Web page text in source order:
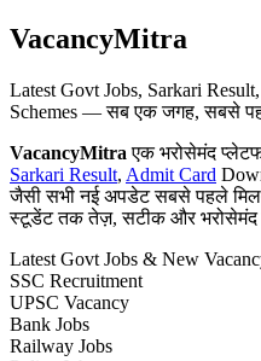
VacancyMitra
Latest Govt Jobs, Sarkari
Schemes — सब एक जगह, सबसे
VacancyMitra एक भरोसेमंद
Sarkari Result, Admit Card
जैसी सभी नई अपडेट सबसे पहले
स्टूडेंट तक तेज़, सटीक और भरोसेमंद
Latest Govt Jobs & New
SSC Recruitment
UPSC Vacancy
Bank Jobs
Railway Jobs